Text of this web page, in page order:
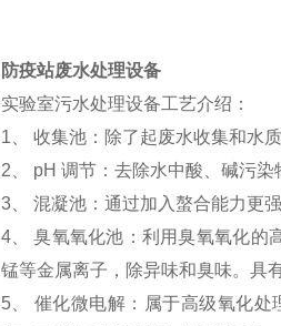
防疫站废水处理设备
实验室污水处理设备工艺介绍：
1、 收集池：除了起废水收集和水
2、 pH 调节：去除水中酸、碱污染
3、 混凝池：通过加入螯合能力更
4、 臭氧氧化池：利用臭氧氧化的
锰等金属离子，除异味和臭味。具
5、 催化微电解：属于高级氧化